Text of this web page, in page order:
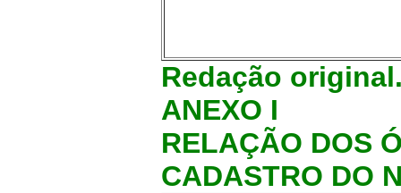
Redação
ANEXO I
RELAÇÃO DOS
CADASTRO DO